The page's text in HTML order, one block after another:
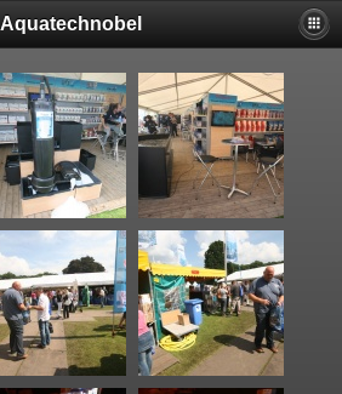
Aquatechnobel